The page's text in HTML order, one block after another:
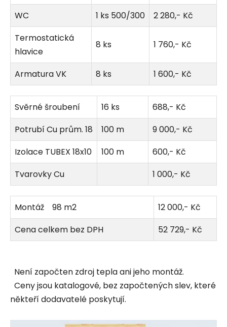
WC 1 ks 500/300
2 280,- Kč
Termostatická
hlavice
8 ks 1 760,- Kč
Armatura VK 8 ks 1 600,- Kč
Svěrné šroubení 16 ks
688,- Kč
Potrubí Cu prům. 18
100 m
9 000,- Kč
Izolace TUBEX 18x10
100 m
600,- Kč
Tvarovky Cu
1 000,- Kč
Montáž 98 m2
12 000,- Kč
Cena celkem bez DPH
52 729,- Kč
Není započten zdroj tepla ani jeho montáž.
Ceny jsou katalogové, bez započtených slev, které
někteří dodavatelé poskytují.